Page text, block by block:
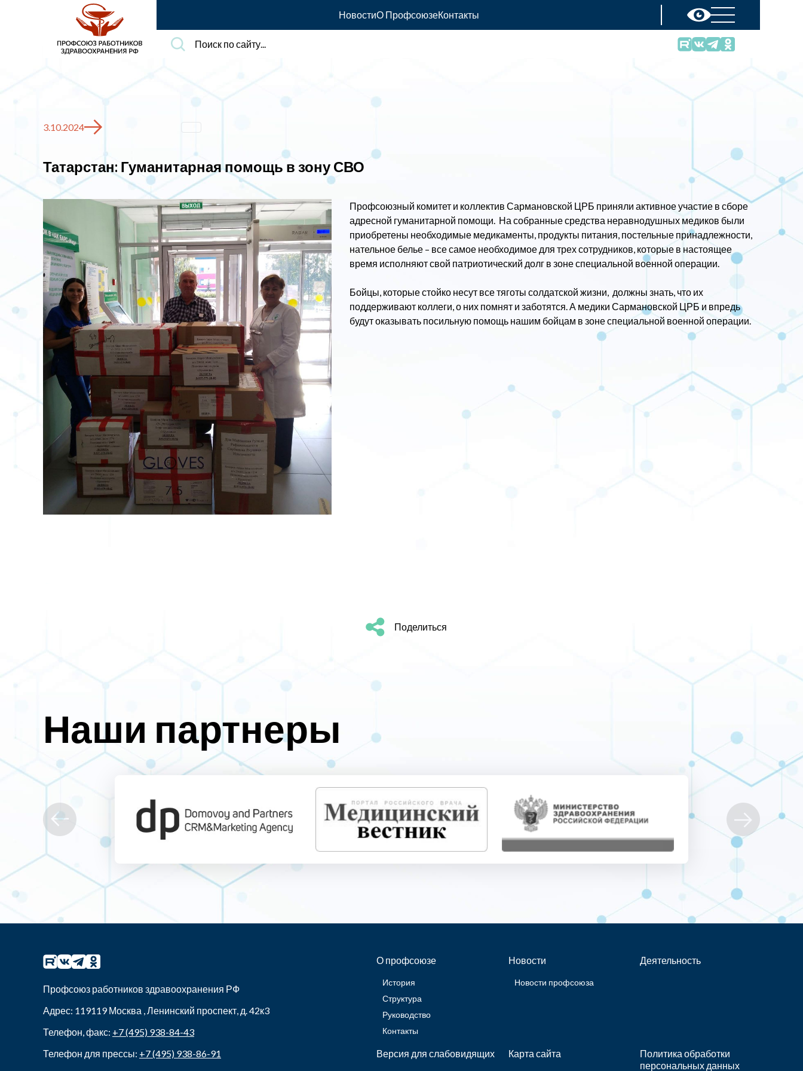
НовостиО ПрофсоюзеКонтакты
Поиск
по
3.10.2024
Татарстан: Гуманитарная помощь в зону СВО
Профсоюзный комитет и коллектив Сармановской ЦРБ приняли активное участие в сборе
адресной гуманитарной помощи. На собранные средства неравнодушных медиков были
приобретены необходимые медикаменты, продукты питания, постельные принадлежности,
нательное белье – все самое необходимое для трех сотрудников, которые в настоящее
время исполняют свой патриотический долг в зоне специальной военной операции.
Бойцы, которые стойко несут все тяготы солдатской жизни, должны знать, что их
поддерживают коллеги, о них помнят и заботятся. А медики Сармановской ЦРБ и впредь
будут оказывать посильную помощь нашим бойцам в зоне специальной военной операции.
Поделиться
Наши партнеры
Профсоюз работников здравоохранения РФ
Адрес: 119119Москва Ленинский проспект, д. 42к3
Телефон, факс: +7 (495) 938-84-43
Телефон для прессы: +7 (495) 938-86-91
О профсоюзе
История
Структура
Руководство
Контакты
Новости
Новости профсоюза
Деятельность
Версия для слабовидящих Карта сайта
Политика обработки
персональных данных